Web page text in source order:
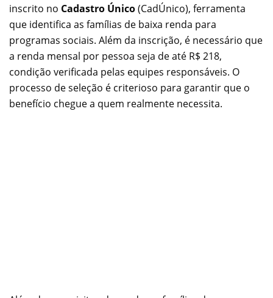
inscrito no Cadastro Único(CadÚnico), ferramenta
que identifica as famílias de baixa renda para
programas sociais. Além da inscrição, é necessário que
a renda mensal por pessoa seja de até R$ 218,
condição verificada pelas equipes responsáveis. O
processo de seleção é criterioso para garantir que o
benefício chegue a quem realmente necessita.